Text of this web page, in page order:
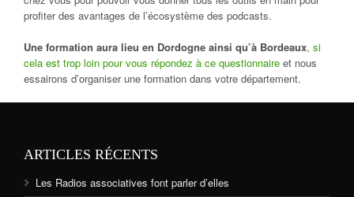
profiter des avantages de l’écosystème des podcasts.
Une formation aura lieu en Dordogne ainsi qu’à Bordeaux, si
cela est trop loin pour vous répondez à ce questionnaire et nous
essairons d’organiser une formation dans votre département.
ARTICLES RÉCENTS
Les Radios associatives font parler d’elles